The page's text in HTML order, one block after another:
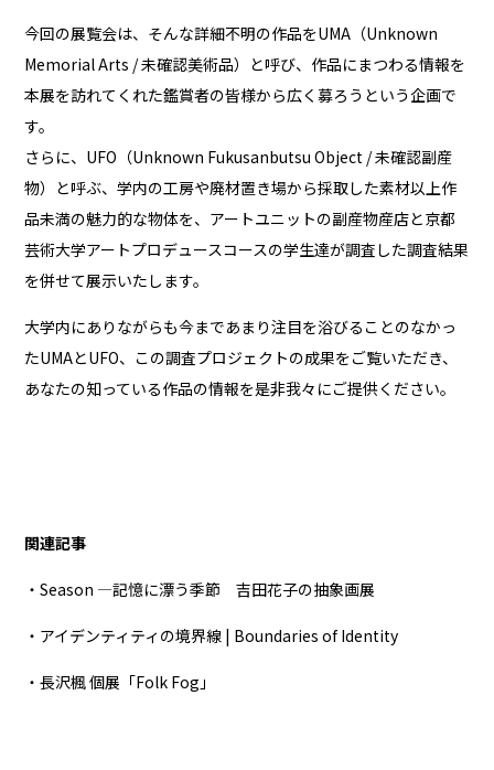
今回の展覧会は、そんな詳細不明の作品をUMA（Unknown
Memorial Arts / 未確認美術品）と呼び、作品にまつわる情報を
本展を訪れてくれた鑑賞者の皆様から広く募ろうという企画で
す。
さらに、UFO（Unknown Fukusanbutsu Object / 未確認副産
物）と呼ぶ、学内の工房や廃材置き場から採取した素材以上作
品未満の魅力的な物体を、アートユニットの副産物産店と京都
芸術大学アートプロデュースコースの学生達が調査した調査結果
を併せて展示いたします。
大学内にありながらも今まであまり注目を浴びることのなかっ
たUMAとUFO、この調査プロジェクトの成果をご覧いただき、
あなたの知っている作品の情報を是非我々にご提供ください。
関連記事
・Season ―記憶に漂う季節 吉田花子の抽象画展
・アイデンティティの境界線 | Boundaries of Identity
・長沢楓 個展「Folk Fog」